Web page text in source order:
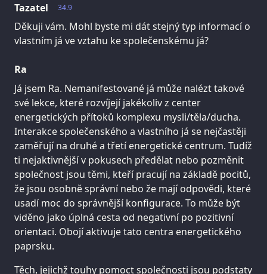
34.9
Tazatel
Děkuji vám. Mohl byste mi dát stejný typ informací o
vlastním já ve vztahu ke společenskému já?
Ra
Já jsem Ra. Nemanifestované já může nalézt takové
své lekce, které rozvíjejí jakékoliv z center
energetických přítoků komplexu mysli/těla/ducha.
Interakce společenského a vlastního já se nejčastěji
zaměřují na druhé a třetí energetické centrum. Tudíž
ti nejaktivnější v pokusech předělat nebo pozměnit
společnost jsou těmi, kteří pracují na základě pocitů,
že jsou osobně správní nebo že mají odpovědi, které
usadí moc do správnější konfigurace. To může být
viděno jako úplná cesta od negativní po pozitivní
orientaci. Obojí aktivuje tato centra energetického
paprsku.
Těch, jejichž touhy pomoct společnosti jsou podstaty